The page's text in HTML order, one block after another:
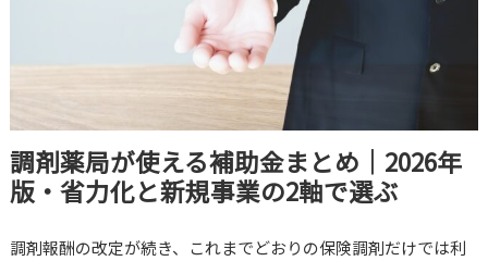
調剤薬局が使える補助金まとめ｜2026年
版・省力化と新規事業の2軸で選ぶ
調剤報酬の改定が続き、これまでどおりの保険調剤だけでは利